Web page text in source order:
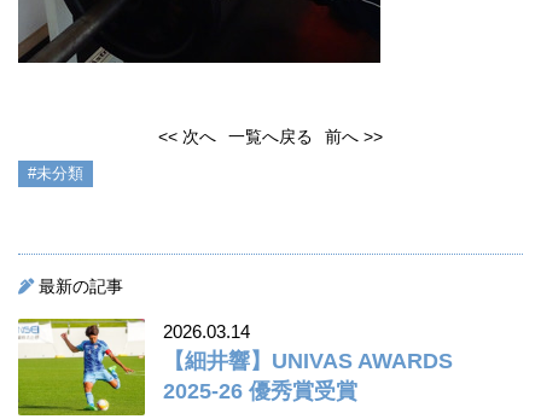
<< 次へ 一覧へ戻る 前へ >>
#未分類
最新の記事
2026.03.14
【細井響】UNIVAS AWARDS
2025-26 優秀賞受賞